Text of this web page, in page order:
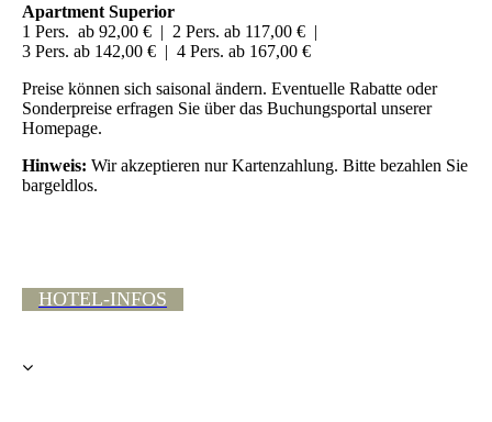
Apartment Superior
1 Pers. ab 92,00 € | 2 Pers. ab 117,00 € |
3 Pers. ab 142,00 € | 4 Pers. ab 167,00 €
Preise können sich saisonal ändern. Eventuelle Rabatte oder
Sonderpreise erfragen Sie über das Buchungsportal unserer
Homepage.
Hinweis: Wir akzeptieren nur Kartenzahlung. Bitte bezahlen Sie
bargeldlos.
HOTEL-INFOS